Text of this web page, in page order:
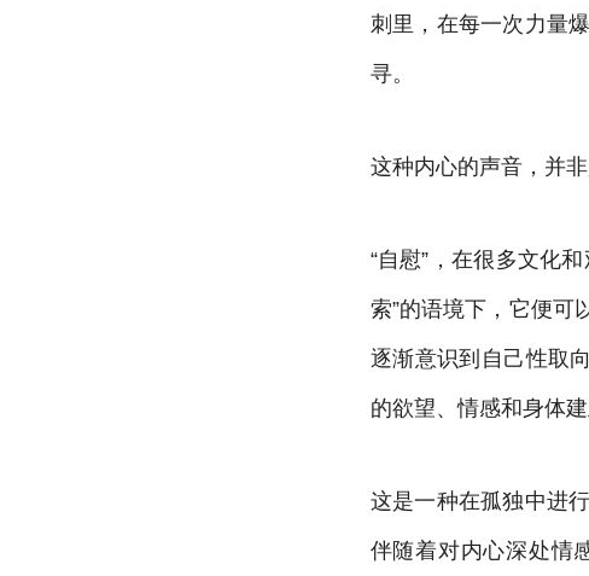
刺里，在每一次力量
寻。
这种内心的声音，并
“自慰”，在很多文化
索”的语境下，它便可
逐渐意识到自己性取
的欲望、情感和身体
这是一种在孤独中进
伴随着对内心深处情